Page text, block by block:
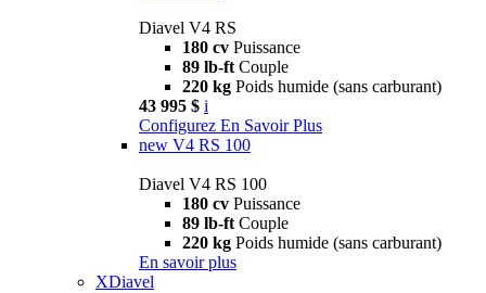
Diavel V4 RS
180 cv Puissance
89 lb-ft Couple
220 kg Poids humide (sans carburant)
43 995 $ i
Configurez En Savoir Plus
new V4 RS 100
Diavel V4 RS 100
180 cv Puissance
89 lb-ft Couple
220 kg Poids humide (sans carburant)
En savoir plus
XDiavel